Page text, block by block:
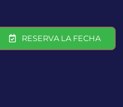
RESERVA LA FECHA